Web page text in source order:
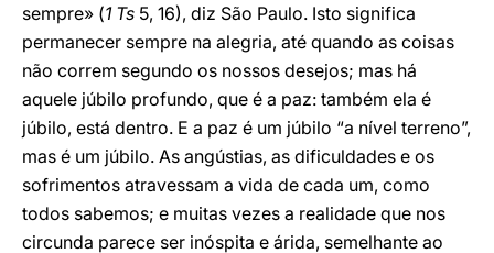
sempre» (1 Ts 5, 16), diz São Paulo. Isto significa
permanecer sempre na alegria, até quando as coisas
não correm segundo os nossos desejos; mas há
aquele júbilo profundo, que é a paz: também ela é
júbilo, está dentro. E a paz é um júbilo “a nível terreno”,
mas é um júbilo. As angústias, as dificuldades e os
sofrimentos atravessam a vida de cada um, como
todos sabemos; e muitas vezes a realidade que nos
circunda parece ser inóspita e árida, semelhante ao